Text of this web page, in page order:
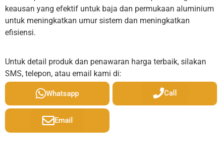
keausan yang efektif untuk baja dan permukaan aluminium
untuk meningkatkan umur sistem dan meningkatkan
efisiensi.
Untuk detail produk dan penawaran harga terbaik, silakan
SMS, telepon, atau email kami di:
Whatsapp Call
Email